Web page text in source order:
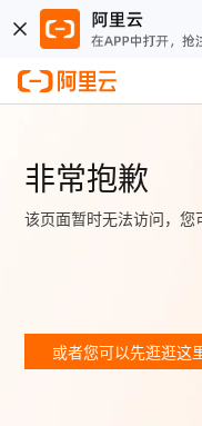
非常抱歉
该页面暂时无法访问，
或者您可以先逛逛这